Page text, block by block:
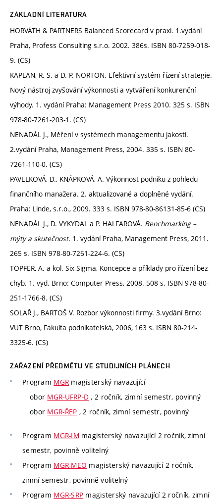
ZÁKLADNÍ LITERATURA
HORVÁTH & PARTNERS Balanced Scorecard v praxi. 1.vydání
Praha, Profess Consulting s.r.o. 2002. 386s. ISBN 80-7259-018-
9. (CS)
KAPLAN, R. S. a D. P. NORTON. Efektivní systém řízení strategie.
Nový nástroj zvyšování výkonnosti a vytváření konkurenční
výhody. 1. vydání Praha: Management Press 2010. 325 s. ISBN
978-80-7261-203-1. (CS)
NENADÁL J., Měření v systémech managementu jakosti.
2.vydání Praha, Management Press, 2004. 335 s. ISBN 80-
7261-110-0. (CS)
PAVELKOVÁ, D., KNÁPKOVÁ, A. Výkonnost podniku z pohledu
finančního manažera. 2. aktualizované a doplněné vydání.
Praha: Linde, s.r.o., 2009. 333 s. ISBN 978-80-86131-85-6 (CS)
NENADÁL J., D. VYKYDAL a P. HALFAROVÁ. Benchmarking–
mýty a skutečnost. 1. vydání Praha, Management Press, 2011.
265 s. ISBN 978-80-7261-224-6. (CS)
TÖPFER, A. a kol. Six Sigma, Koncepce a příklady pro řízení bez
chyb. 1. vyd. Brno: Computer Press, 2008. 508 s. ISBN 978-80-
251-1766-8. (CS)
SOLAŘ J., BARTOŠ V. Rozbor výkonnosti firmy. 3.vydání Brno:
VUT Brno, Fakulta podnikatelská, 2006, 163 s. ISBN 80-214-
3325-6. (CS)
ZAŘAZENÍ PŘEDMĚTU VE STUDIJNÍCH PLÁNECH
Program MGR magisterský navazující
obor MGR-UFRP-D , 2 ročník, zimní semestr, povinný
obor MGR-ŘEP , 2 ročník, zimní semestr, povinný
Program MGR-IM magisterský navazující 2 ročník, zimní
semestr, povinně volitelný
Program MGR-MEO magisterský navazující 2 ročník,
zimní semestr, povinně volitelný
Program MGR-SRP magisterský navazující 2 ročník, zimní